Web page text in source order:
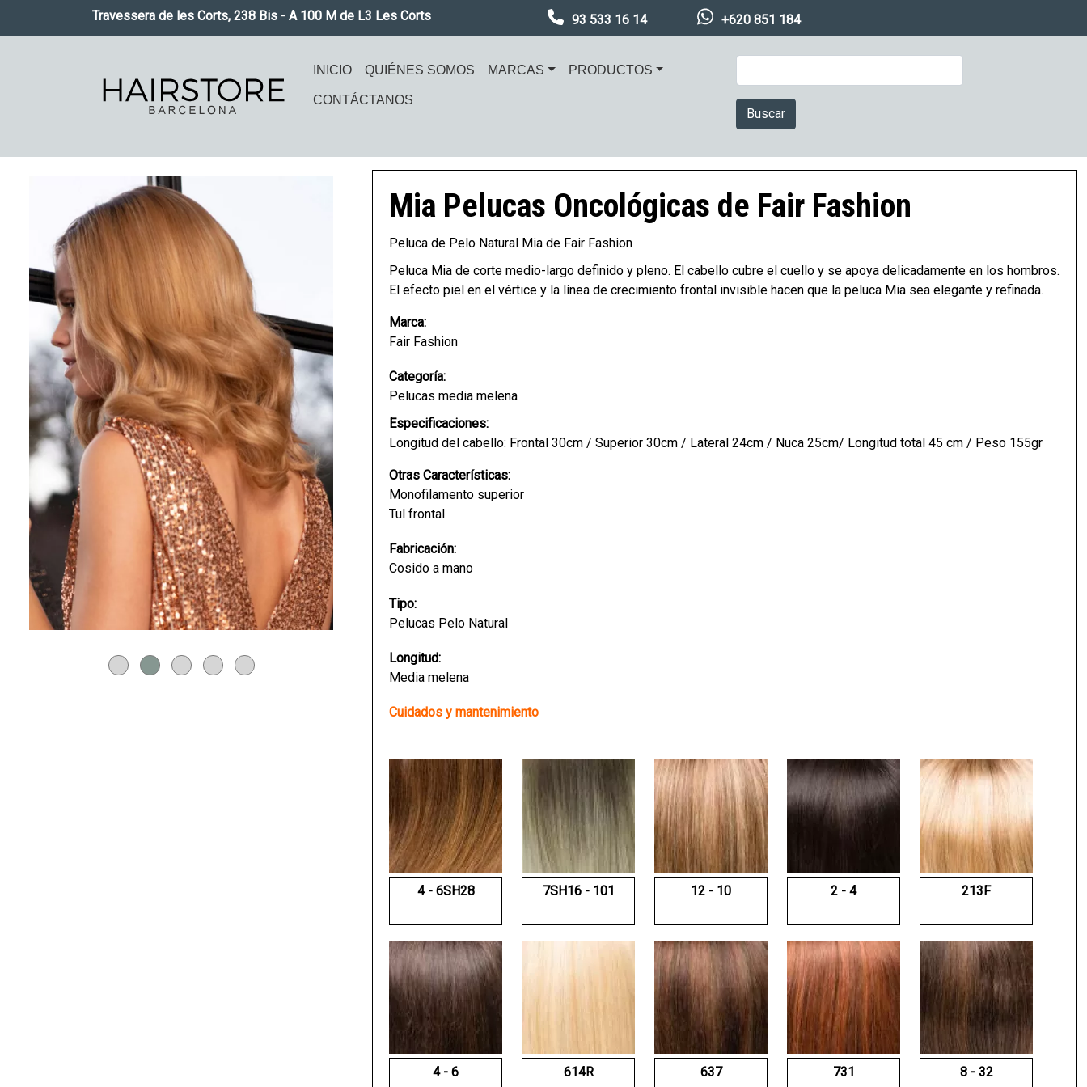
Pasar al contenido principalTravessera de les Corts, 238 Bis - A 100 M de L3 Les Corts 93 533 16 14 +620 851 184
Navegación principal
INICIO QUIÉNES SOMOS MARCAS PRODUCTOS
CONTÁCTANOS
Buscar
Mia Pelucas Oncológicas de Fair Fashion
Peluca de Pelo Natural Mia de Fair Fashion
Peluca Mia de corte medio-largo definido y pleno. El cabello cubre el cuello y se apoya delicadamente en los hombros.
El efecto piel en el vértice y la línea de crecimiento frontal invisible hacen que la peluca Mia sea elegante y refinada.
Marca:
Fair Fashion
Categoría:
Pelucas media melena
Especificaciones:
Longitud del cabello: Frontal 30cm / Superior 30cm / Lateral 24cm / Nuca 25cm/ Longitud total 45 cm / Peso 155gr
Otras Características:
Monofilamento superior
Tul frontal
Fabricación:
Cosido a mano
Tipo:
Pelucas Pelo Natural
Longitud:
Media melena
Cuidados y mantenimiento
4 - 6SH28 7SH16 - 101 12 - 10 2 - 4 213F
4 - 6 614R 637 731 8 - 32